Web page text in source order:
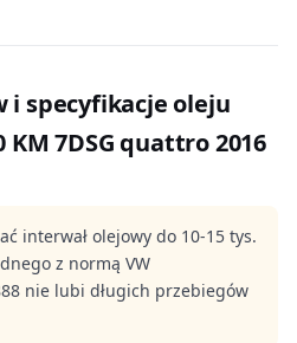
i specyfikacje oleju
KM 7DSG quattro 2016
interwał olejowy do 10-15 tys.
z normą VW
nie lubi długich przebiegów